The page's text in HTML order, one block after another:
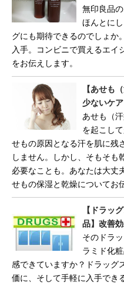
無印良品
ほんとに
グにも期待できるのでしょか
入手。コンビニで買えるエイ
をお伝えします。
【あせも
少ないケア
あせも（
を起こし
せもの原因となる汗を肌に残
しません。しかし、そもそも
必要なことも。あなたは大丈
せもの保湿と乾燥についてお
【ドラッ
品】改善
そのドラ
ラミド化
感できていますか？ドラッグ
価に、そして手軽に入手でき